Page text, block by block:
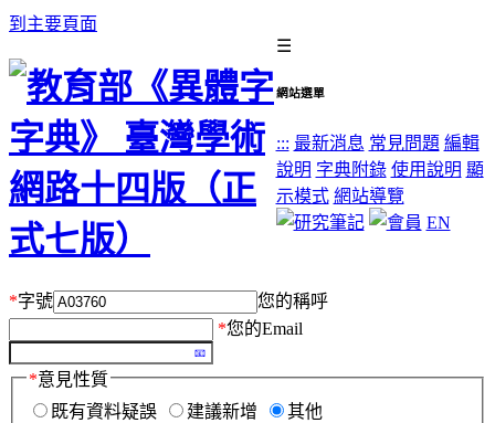
到主要頁面
☰
網站選單
::: 最新消息 常見問題 編輯
說明 字典附錄 使用說明 顯
示模式 網站導覽
EN
*字號
您的稱呼
*您的Email
*意見性質
既有資料疑誤
建議新增 其他